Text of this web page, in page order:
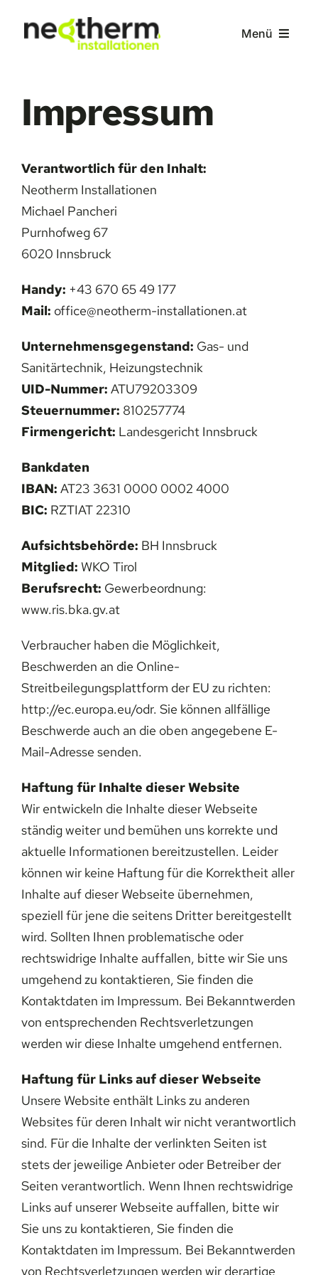
Inhalt
Menü
Leistungen
Kontakt
Impressum
Verantwortlich für den Inhalt:
Neotherm Installationen
Michael Pancheri
Purnhofweg 67
6020 Innsbruck
Handy: +43 670 65 49 177
Mail: office@neotherm-installationen.at
Unternehmensgegenstand: Gas- und
Sanitärtechnik, Heizungstechnik
UID-Nummer: ATU79203309
Steuernummer: 810257774
Firmengericht: Landesgericht Innsbruck
Bankdaten
IBAN: AT23 3631 0000 0002 4000
BIC: RZTIAT 22310
Aufsichtsbehörde: BH Innsbruck
Mitglied: WKO Tirol
Berufsrecht: Gewerbeordnung:
www.ris.bka.gv.at
Verbraucher haben die Möglichkeit,
Beschwerden an die Online-
Streitbeilegungsplattform der EU zu richten:
http://ec.europa.eu/odr. Sie können allfällige
Beschwerde auch an die oben angegebene E-
Mail-Adresse senden.
Haftung für Inhalte dieser Website
Wir entwickeln die Inhalte dieser Webseite
ständig weiter und bemühen uns korrekte und
aktuelle Informationen bereitzustellen. Leider
können wir keine Haftung für die Korrektheit aller
Inhalte auf dieser Webseite übernehmen,
speziell für jene die seitens Dritter bereitgestellt
wird. Sollten Ihnen problematische oder
rechtswidrige Inhalte auffallen, bitte wir Sie uns
umgehend zu kontaktieren, Sie finden die
Kontaktdaten im Impressum. Bei Bekanntwerden
von entsprechenden Rechtsverletzungen
werden wir diese Inhalte umgehend entfernen.
Haftung für Links auf dieser Webseite
Unsere Website enthält Links zu anderen
Websites für deren Inhalt wir nicht verantwortlich
sind. Für die Inhalte der verlinkten Seiten ist
stets der jeweilige Anbieter oder Betreiber der
Seiten verantwortlich. Wenn Ihnen rechtswidrige
Links auf unserer Webseite auffallen, bitte wir
Sie uns zu kontaktieren, Sie finden die
Kontaktdaten im Impressum. Bei Bekanntwerden
von Rechtsverletzungen werden wir derartige